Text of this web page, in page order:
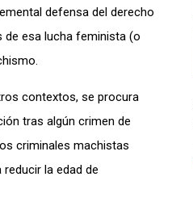
defensa del derecho
de esa lucha feminista (o
contextos, se procura
tras algún crimen de
criminales machistas
la edad de